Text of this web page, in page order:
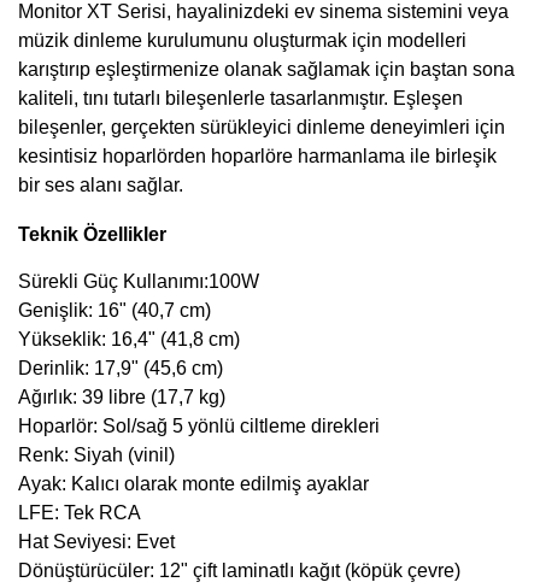
Monitor XT Serisi, hayalinizdeki ev sinema sistemini veya
müzik dinleme kurulumunu oluşturmak için modelleri
karıştırıp eşleştirmenize olanak sağlamak için baştan sona
kaliteli, tını tutarlı bileşenlerle tasarlanmıştır. Eşleşen
bileşenler, gerçekten sürükleyici dinleme deneyimleri için
kesintisiz hoparlörden hoparlöre harmanlama ile birleşik
bir ses alanı sağlar.
Teknik Özellikler
Sürekli Güç Kullanımı:100W
Genişlik: 16" (40,7 cm)
Yükseklik: 16,4" (41,8 cm)
Derinlik: 17,9" (45,6 cm)
Ağırlık: 39 libre (17,7 kg)
Hoparlör: Sol/sağ 5 yönlü ciltleme direkleri
Renk: Siyah (vinil)
Ayak: Kalıcı olarak monte edilmiş ayaklar
LFE: Tek RCA
Hat Seviyesi: Evet
Dönüştürücüler: 12" çift laminatlı kağıt (köpük çevre)